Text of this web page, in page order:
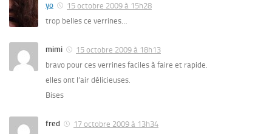
yo
15 octobre 2009 à 15h28
trop belles ce verrines…
mimi
15 octobre 2009 à 18h13
bravo pour ces verrines faciles à faire et rapide.
elles ont l’air délicieuses.
Bises
fred
17 octobre 2009 à 13h34